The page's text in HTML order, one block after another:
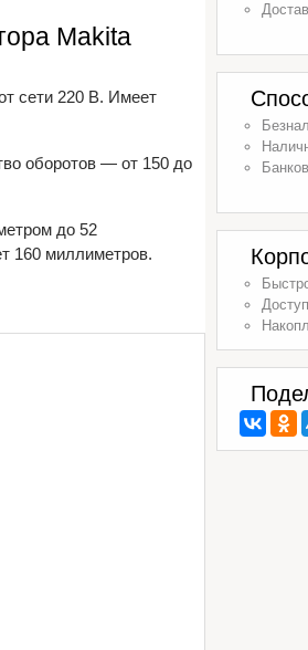
Makita
сети 220 В. Имеет
оборотов — от 150 до
до 52
160 миллиметров.